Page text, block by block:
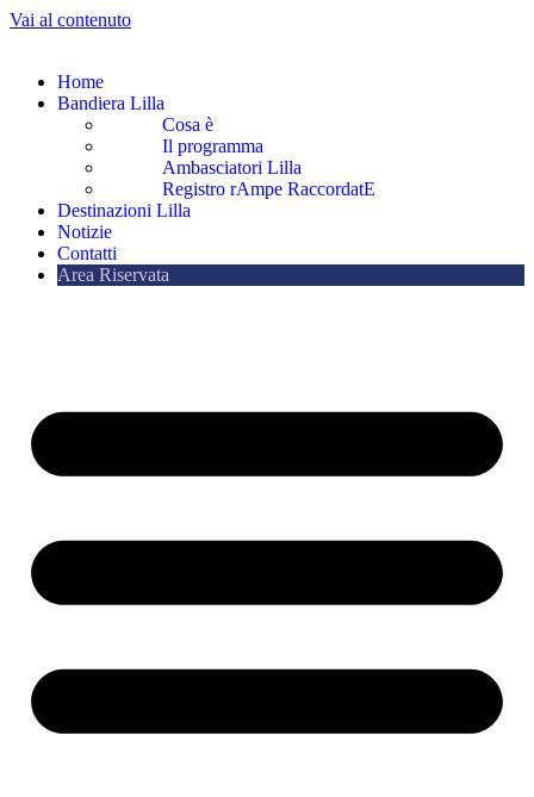
Vai al contenuto
Home
Bandiera Lilla
Cosa è
Il programma
Ambasciatori Lilla
Registro rAmpe RaccordatE
Destinazioni Lilla
Notizie
Contatti
Area Riservata